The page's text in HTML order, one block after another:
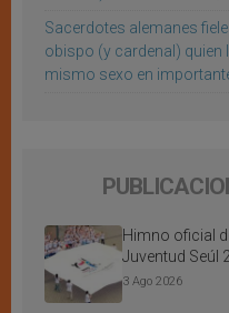
Sacerdotes alemanes
obispo (y cardenal) quien
mismo sexo en
Himno oficial
Juventud Seúl
3 Ago 2026